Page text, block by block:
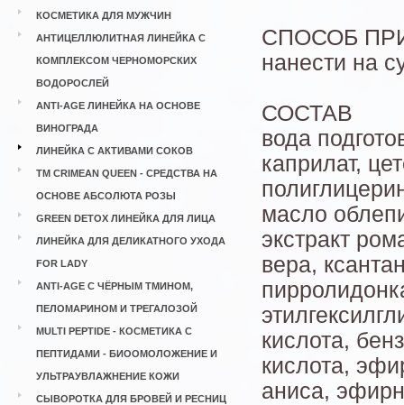
КОСМЕТИКА ДЛЯ МУЖЧИН
АНТИЦЕЛЛЮЛИТНАЯ ЛИНЕЙКА С
КОМПЛЕКСОМ ЧЕРНОМОРСКИХ
ВОДОРОСЛЕЙ
ANTI-AGE ЛИНЕЙКА НА ОСНОВЕ
ВИНОГРАДА
ЛИНЕЙКА С АКТИВАМИ СОКОВ
ТМ CRIMEAN QUEEN - СРЕДСТВА НА
ОСНОВЕ АБСОЛЮТА РОЗЫ
GREEN DETOX ЛИНЕЙКА ДЛЯ ЛИЦА
ЛИНЕЙКА ДЛЯ ДЕЛИКАТНОГО УХОДА
FOR LADY
ANTI-AGE С ЧЁРНЫМ ТМИНОМ,
ПЕЛОМАРИНОМ И ТРЕГАЛОЗОЙ
MULTI PEPTIDE - КОСМЕТИКА С
ПЕПТИДАМИ - БИООМОЛОЖЕНИЕ И
УЛЬТРАУВЛАЖНЕНИЕ КОЖИ
СЫВОРОТКА ДЛЯ БРОВЕЙ И РЕСНИЦ
СПОСОБ
нанести на
СОСТАВ
вода
каприлат,
масло
экстракт
вера,
кислота,
кислота,
аниса,